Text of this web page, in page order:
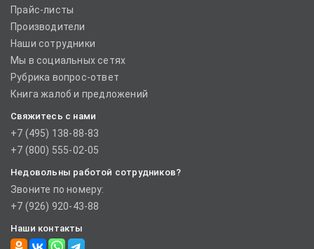
Прайс-листы
Производители
Наши сотрудники
Мы в социальных сетях
Рубрика вопрос-ответ
Книга жалоб и предложений
Свяжитесь с нами
+7 (495) 138-88-83
+7 (800) 555-02-05
Недовольны работой сотрудников?
Звоните по номеру:
+7 (926) 920-43-88
Наши контакты